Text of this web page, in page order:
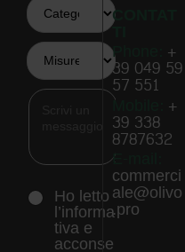
Ho letto
l’informa
tiva e
acconse
CONTAT
TI
Phone: +
39 049 59
57 551
Mobile: +
39 338
8787632
E-mail:
commerci
ale@olivo
.pro